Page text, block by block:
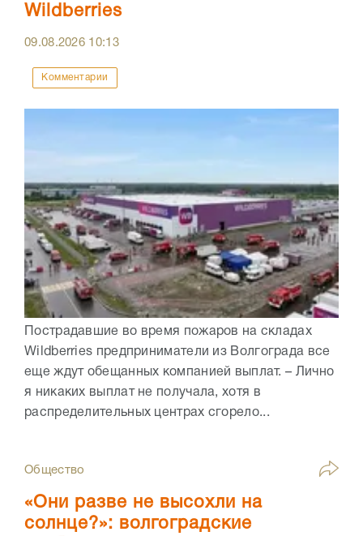
Wildberries
09.08.2026 10:13
Комментарии
Пострадавшие во время пожаров на складах
Wildberries предприниматели из Волгограда все
еще ждут обещанных компанией выплат. – Лично
я никаких выплат не получала, хотя в
распределительных центрах сгорело...
Общество
«Они разве не высохли на
солнце?»: волгоградские